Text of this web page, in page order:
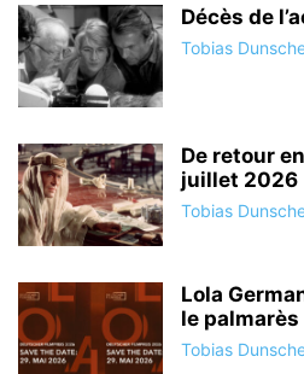
Décès de
Tobias
De retour
juillet 2026
Tobias
Lola
le palmarès
Tobias